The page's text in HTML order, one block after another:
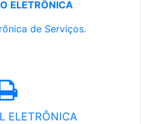
ELETRÔNICA
de Serviços.
ELETRÔNICA